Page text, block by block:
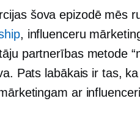
šova epizodē mēs
, influenceru
partnerības metode
Pats labākais ir tas,
ar